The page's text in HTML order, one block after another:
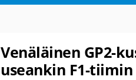
Venäläinen GP2-
useankin F1-tiimin